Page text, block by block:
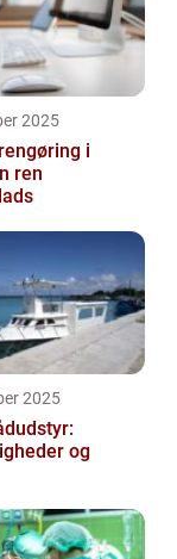
2025
i
ren
2025
og